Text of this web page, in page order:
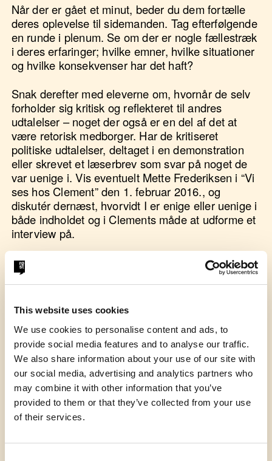
This website uses cookies
We use cookies to personalise content and ads, to
provide social media features and to analyse our traffic.
We also share information about your use of our site with
our social media, advertising and analytics partners who
may combine it with other information that you’ve
provided to them or that they’ve collected from your use
of their services.
Når der er gået et minut, beder du dem fortælle
deres oplevelse til sidemanden. Tag efterfølgende
en runde i plenum. Se om der er nogle fællestræk
i deres erfaringer; hvilke emner, hvilke situationer
og hvilke konsekvenser har det haft?
Snak derefter med eleverne om, hvornår de selv
forholder sig kritisk og reflekteret til andres
udtalelser – noget der også er en del af det at
være retorisk medborger. Har de kritiseret
politiske udtalelser, deltaget i en demonstration
eller skrevet et læserbrev som svar på noget de
var uenige i. Vis eventuelt Mette Frederiksen i “Vi
ses hos Clement” den 1. februar 2016., og
diskutér dernæst, hvorvidt I er enige eller uenige i
både indholdet og i Clements måde at udforme et
interview på.
Som en sidste del af øvelsen kan du opfordre
eleverne til selv at udøve deres retoriske
medborgerskab inden for en tidsramme sat af dig.
Opfordr gerne eleverne til at udfordre sig selv. Det
kan være at stille sig op foran klassen eller til en